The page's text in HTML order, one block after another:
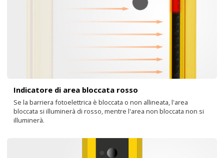
Indicatore di area bloccata rosso
Se la barriera fotoelettrica è bloccata o non allineata, l'area
bloccata si illuminerà di rosso, mentre l'area non bloccata non si
illuminerà.